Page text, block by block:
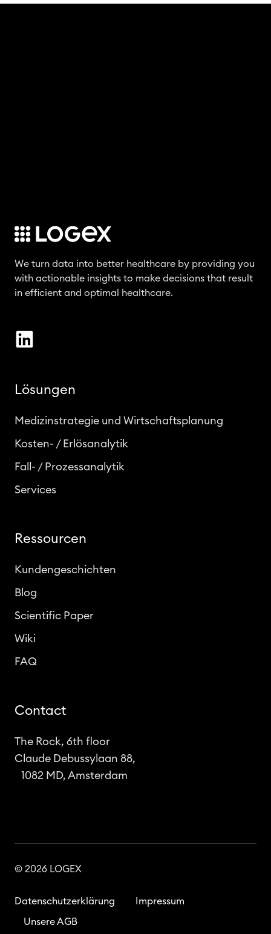
We turn data into better healthcare by providing you
with actionable insights to make decisions that result
in efficient and optimal healthcare.
Lösungen
Medizinstrategie und Wirtschaftsplanung
Kosten- / Erlösanalytik
Fall- / Prozessanalytik
Services
Ressourcen
Kundengeschichten
Blog
Scientific Paper
Wiki
FAQ
Contact
The Rock, 6th floor
Claude Debussylaan 88,
1082 MD, Amsterdam
© 2026 LOGEX
Datenschutzerklärung Impressum
Unsere AGB